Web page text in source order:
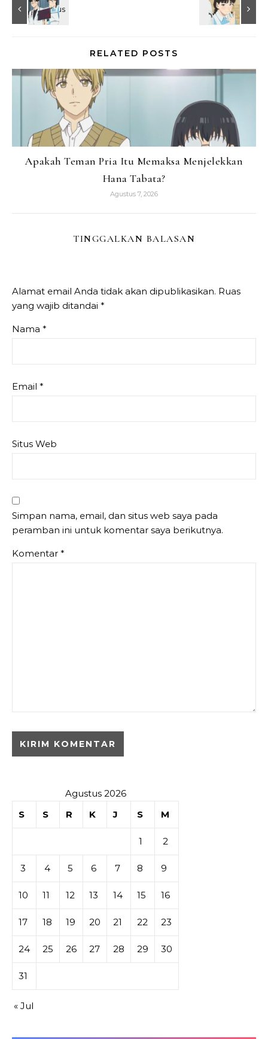
RELATED POSTS
Apakah Teman Pria Itu Memaksa Menjelekkan
Hana Tabata?
Agustus 7, 2026
TINGGALKAN BALASAN
Alamat email Anda tidak akan dipublikasikan. Ruas
yang wajib ditandai *
Nama *
Email *
Situs Web
Simpan nama, email, dan situs web saya pada
peramban ini untuk komentar saya berikutnya.
Komentar *
Agustus 2026
S
S R K J S M
1 2
3 4 5 6 7 8 9
10 11 12 13 14 15 16
17 18 19 20 21 22 23
24 25 26 27 28 29 30
31
« Jul